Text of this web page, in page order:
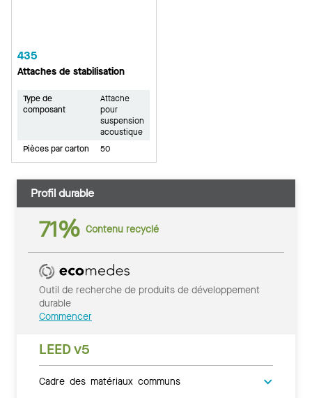
435
Attaches de stabilisation
Type de
composant
Attache
pour
suspension
acoustique
Pièces par carton
50
Profil durable
71% Contenu recyclé
Outil de recherche de produits de développement
durable
Commencer
LEED v5
Cadre des matériaux communs